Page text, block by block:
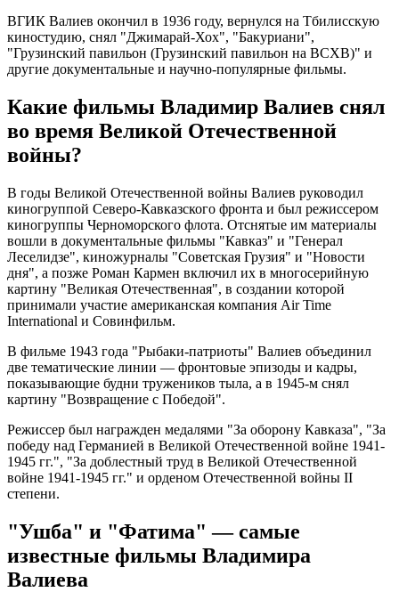
ВГИК Валиев окончил в 1936 году, вернулся на Тбилисскую
киностудию, снял "Джимарай-Хох", "Бакуриани",
"Грузинский павильон (Грузинский павильон на ВСХВ)" и
другие документальные и научно-популярные фильмы.
Какие фильмы Владимир Валиев снял
во время Великой Отечественной
войны?
В годы Великой Отечественной войны Валиев руководил
киногруппой Северо-Кавказского фронта и был режиссером
киногруппы Черноморского флота. Отснятые им материалы
вошли в документальные фильмы "Кавказ" и "Генерал
Леселидзе", киножурналы "Советская Грузия" и "Новости
дня", а позже Роман Кармен включил их в многосерийную
картину "Великая Отечественная", в создании которой
принимали участие американская компания Air Time
International и Совинфильм.
В фильме 1943 года "Рыбаки-патриоты" Валиев объединил
две тематические линии — фронтовые эпизоды и кадры,
показывающие будни тружеников тыла, а в 1945-м снял
картину "Возвращение с Победой".
Режиссер был награжден медалями "За оборону Кавказа", "За
победу над Германией в Великой Отечественной войне 1941-
1945 гг.", "За доблестный труд в Великой Отечественной
войне 1941-1945 гг." и орденом Отечественной войны II
степени.
"Ушба" и "Фатима" — самые
известные фильмы Владимира
Валиева